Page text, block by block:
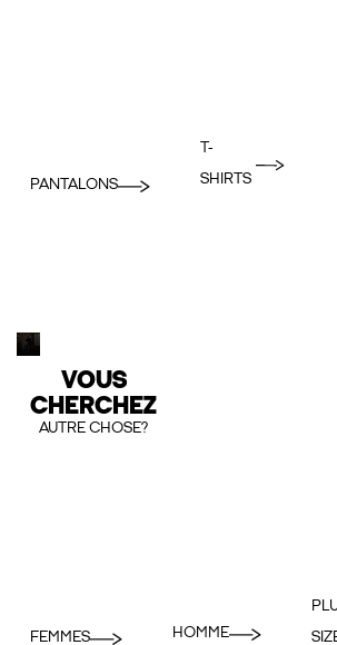
PANTALONS
T-
SHIRTS
VOUS
CHERCHEZ
AUTRE CHOSE?
FEMMES HOMME